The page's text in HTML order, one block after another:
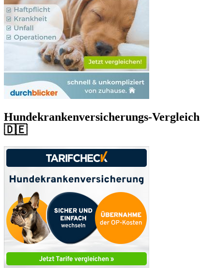
Hundekrankenversicherungs-Vergleich
🇩🇪